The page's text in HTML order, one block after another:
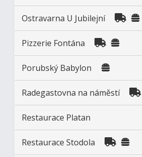
Ostravarna U Jubilejní
Pizzerie Fontána
Porubský Babylon
Radegastovna na náměstí
Restaurace Platan
Restaurace Stodola